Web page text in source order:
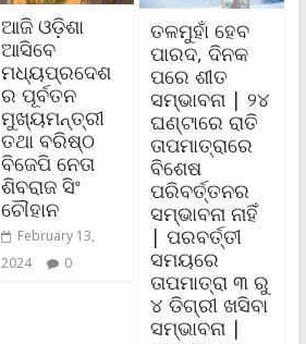
ଆଜି ଓଡ଼ିଶା
ଆସିବେ
ମଧ୍ୟପ୍ରଦେଶ
ର ପୂର୍ବତନ
ମୁଖ୍ୟମନ୍ତ୍ରୀ
ତଥା ବରିଷ୍ଠ
ବିଜେପି ନେତା
ଶିବରାଜ ସିଂ
ଚୌହାନ
February 13,
2024
0
ତଳମୁହାଁ ହେବ
ପାରଦ, ଦିନକ
ପରେ ଶୀତ
ସମ୍ଭାବନା | ୨୪
ଘଣ୍ଟାରେ ରାତି
ତାପମାତ୍ରାରେ
ବିଶେଷ
ପରିବର୍ତ୍ତନର
ସମ୍ଭାବନା ନାହିଁ
| ପରବର୍ତ୍ତୀ
ସମୟରେ
ତାପମାତ୍ରା ୩ ରୁ
୪ ଡିଗ୍ରୀ ଖସିବା
ସମ୍ଭାବନା |